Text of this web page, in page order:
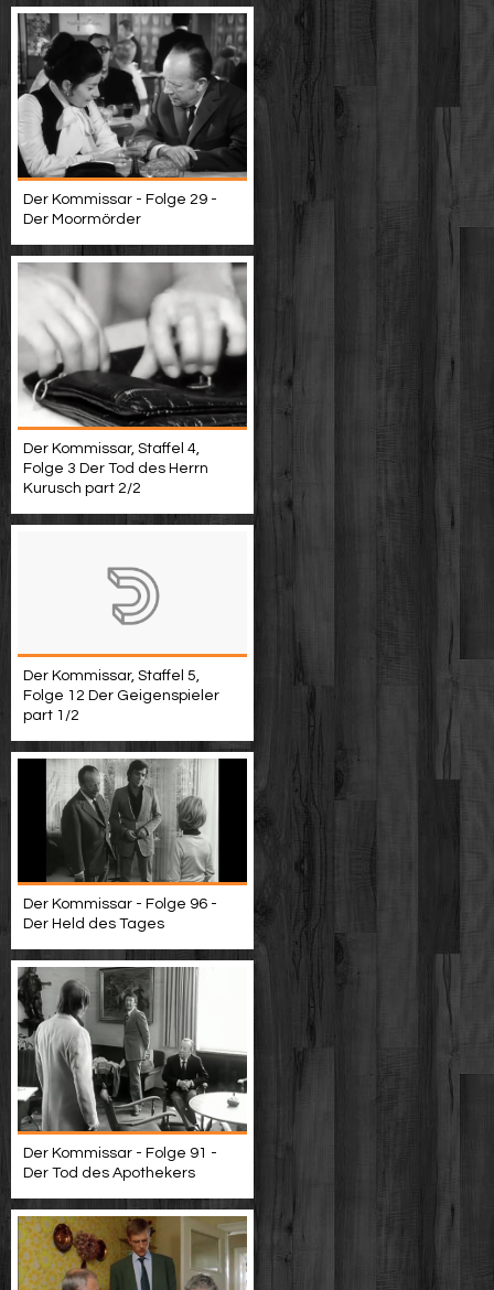
Der Kommissar - Folge 29 -
Der Moormörder
Der Kommissar, Staffel 4,
Folge 3 Der Tod des Herrn
Kurusch part 2/2
Der Kommissar, Staffel 5,
Folge 12 Der Geigenspieler
part 1/2
Der Kommissar - Folge 96 -
Der Held des Tages
Der Kommissar - Folge 91 -
Der Tod des Apothekers